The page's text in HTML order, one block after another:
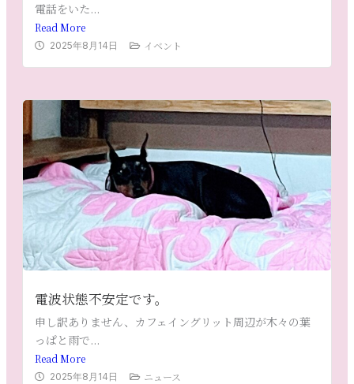
電話をいた...
Read More
2025年8月14日 イベント
電波状態不安定です。
申し訳ありません、カフェイングリット周辺が木々の葉
っぱと雨で...
Read More
2025年8月14日 ニュース